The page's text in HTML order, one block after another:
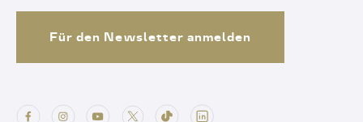
Für den Newsletter anmelden